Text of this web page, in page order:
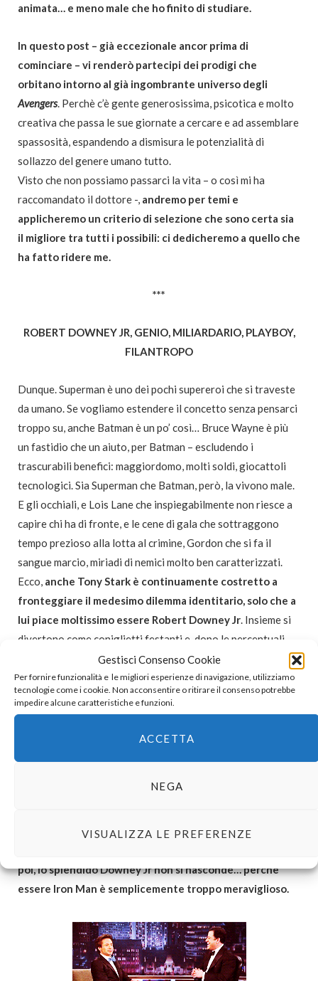
Gestisci Consenso Cookie
Per fornire funzionalità e le migliori esperienze di navigazione, utilizziamo
tecnologie come i cookie. Non acconsentire o ritirare il consenso potrebbe
impedire alcune caratteristiche e funzioni.
ACCETTA
NEGA
VISUALIZZA LE PREFERENZE
animata… e meno male che ho finito di studiare.
In questo post – già eccezionale ancor prima di
cominciare – vi renderò partecipi dei prodigi che
orbitano intorno al già ingombrante universo degli
Avengers. Perchè c’è gente generosissima, psicotica e molto
creativa che passa le sue giornate a cercare e ad assemblare
spassosità, espandendo a dismisura le potenzialità di
sollazzo del genere umano tutto.
Visto che non possiamo passarci la vita – o così mi ha
raccomandato il dottore -, andremo per temi e
applicheremo un criterio di selezione che sono certa sia
il migliore tra tutti i possibili: ci dedicheremo a quello che
ha fatto ridere me.
***
ROBERT DOWNEY JR, GENIO, MILIARDARIO, PLAYBOY,
FILANTROPO
Dunque. Superman è uno dei pochi supereroi che si traveste
da umano. Se vogliamo estendere il concetto senza pensarci
troppo su, anche Batman è un po’ così… Bruce Wayne è più
un fastidio che un aiuto, per Batman – escludendo i
trascurabili benefici: maggiordomo, molti soldi, giocattoli
tecnologici. Sia Superman che Batman, però, la vivono male.
E gli occhiali, e Lois Lane che inspiegabilmente non riesce a
capire chi ha di fronte, e le cene di gala che sottraggono
tempo prezioso alla lotta al crimine, Gordon che si fa il
sangue marcio, miriadi di nemici molto ben caratterizzati.
Ecco, anche Tony Stark è continuamente costretto a
fronteggiare il medesimo dilemma identitario, solo che a
lui piace moltissimo essere Robert Downey Jr . Insieme si
divertono come coniglietti festanti e, dopo le percentuali
sugli incassi degliAvengers, sono finalmente riusciti a far
collidere i rispettivi patrimoni in un fantastilione di dollari,
da investire in completi su misura, scarpe un po’ alte,
costruzioni, macchine e barbette accuratamente disegnate.
A Robert Downey Jr non scrivono nemmeno il copione, lo
dimentica qualcosa c’è comunque Jarvis, sempre pronto a
Lo sappiamo tutti che è così.
poi, lo splendido Downey Jr non si nasconde… perchè
essere Iron Man è semplicemente troppo meraviglioso.